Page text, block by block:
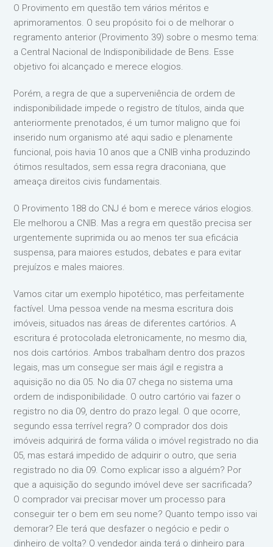
O Provimento em questão tem vários méritos e
aprimoramentos. O seu propósito foi o de melhorar o
regramento anterior (Provimento 39) sobre o mesmo tema:
a Central Nacional de Indisponibilidade de Bens. Esse
objetivo foi alcançado e merece elogios.
Porém, a regra de que a superveniência de ordem de
indisponibilidade impede o registro de títulos, ainda que
anteriormente prenotados, é um tumor maligno que foi
inserido num organismo até aqui sadio e plenamente
funcional, pois havia 10 anos que a CNIB vinha produzindo
ótimos resultados, sem essa regra draconiana, que
ameaça direitos civis fundamentais.
O Provimento 188 do CNJ é bom e merece vários elogios.
Ele melhorou a CNIB. Mas a regra em questão precisa ser
urgentemente suprimida ou ao menos ter sua eficácia
suspensa, para maiores estudos, debates e para evitar
prejuízos e males maiores.
Vamos citar um exemplo hipotético, mas perfeitamente
factível. Uma pessoa vende na mesma escritura dois
imóveis, situados nas áreas de diferentes cartórios. A
escritura é protocolada eletronicamente, no mesmo dia,
nos dois cartórios. Ambos trabalham dentro dos prazos
legais, mas um consegue ser mais ágil e registra a
aquisição no dia 05. No dia 07 chega no sistema uma
ordem de indisponibilidade. O outro cartório vai fazer o
registro no dia 09, dentro do prazo legal. O que ocorre,
segundo essa terrível regra? O comprador dos dois
imóveis adquirirá de forma válida o imóvel registrado no dia
05, mas estará impedido de adquirir o outro, que seria
registrado no dia 09. Como explicar isso a alguém? Por
que a aquisição do segundo imóvel deve ser sacrificada?
O comprador vai precisar mover um processo para
conseguir ter o bem em seu nome? Quanto tempo isso vai
demorar? Ele terá que desfazer o negócio e pedir o
dinheiro de volta? O vendedor ainda terá o dinheiro para